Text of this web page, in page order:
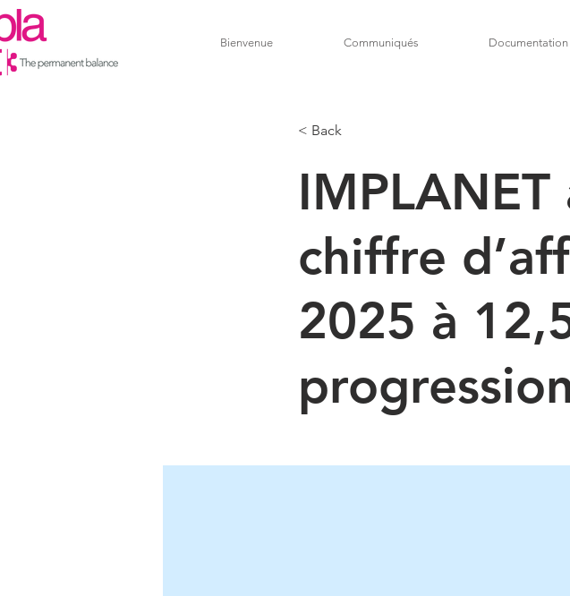
Bienvenue Communiqués Documentation
< Back
chiffre
2025 à